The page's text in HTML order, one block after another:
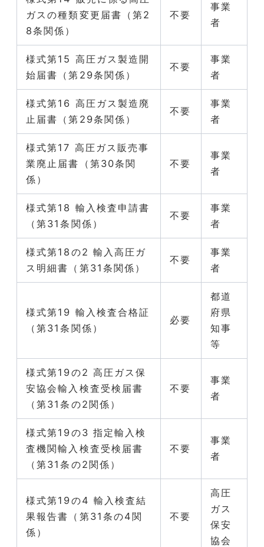
ガスの種類変更届書（第2
8条関係）
不要
事業
者
様式第15 高圧ガス製造開
始届書（第29条関係）
不要
事業
者
様式第16 高圧ガス製造廃
止届書（第29条関係）
不要
事業
者
様式第17 高圧ガス販売事
業廃止届書（第30条関
係）
不要
事業
者
様式第18 輸入検査申請書
（第31条関係）
不要
事業
者
様式第18の2 輸入高圧ガ
ス明細書（第31条関係）
不要
事業
者
様式第19 輸入検査合格証
（第31条関係）
必要
都道
府県
知事
等
様式第19の2 高圧ガス保
安協会輸入検査受検届書
（第31条の2関係）
不要
事業
者
様式第19の3 指定輸入検
査機関輸入検査受検届書
（第31条の2関係）
不要
事業
者
様式第19の4 輸入検査結
果報告書（第31条の4関
係）
不要
高圧
ガス
保安
協会